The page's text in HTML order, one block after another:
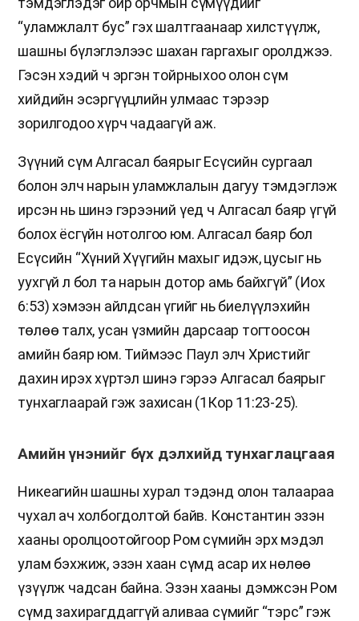
“уламжлалт бус” гэх шалтгаанаар хилстүүлж,
шашны бүлэглэлээс шахан гаргахыг оролджээ.
Гэсэн хэдий ч эргэн тойрныхоо олон сүм
хийдийн эсэргүүцлийн улмаас тэрээр
зорилгодоо хүрч чадаагүй аж.
Зүүний сүм Алгасал баярыг Есүсийн сургаал
болон элч нарын уламжлалын дагуу тэмдэглэж
ирсэн нь шинэ гэрээний үед ч Алгасал баяр үгүй
болох ёсгүйн нотолгоо юм. Алгасал баяр бол
Есүсийн “Хүний Хүүгийн махыг идэж, цусыг нь
уухгүй л бол та нарын дотор амь байхгүй” (Иох
6:53) хэмээн айлдсан үгийг нь биелүүлэхийн
төлөө талх, усан үзмийн дарсаар тогтоосон
амийн баяр юм. Тиймээс Паул элч Христийг
дахин ирэх хүртэл шинэ гэрээ Алгасал баярыг
тунхаглаарай гэж захисан (1Кор 11:23-25).
Амийн үнэнийг бүх дэлхийд тунхаглацгаая
Никеагийн шашны хурал тэдэнд олон талаараа
чухал ач холбогдолтой байв. Константин эзэн
хааны оролцоотойгоор Ром сүмийн эрх мэдэл
улам бэхжиж, эзэн хаан сүмд асар их нөлөө
үзүүлж чадсан байна. Эзэн хааны дэмжсэн Ром
сүмд захирагддаггүй аливаа сүмийг “тэрс” гэж